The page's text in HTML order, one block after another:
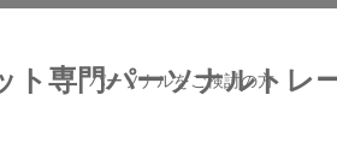
ト専門パーソナルトレ
パーソナルをご検討の方